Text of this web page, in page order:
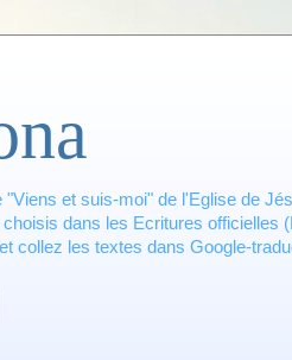
"Viens et suis-moi" de l'Eglise de
dans les Ecritures officielles
collez les textes dans Google-